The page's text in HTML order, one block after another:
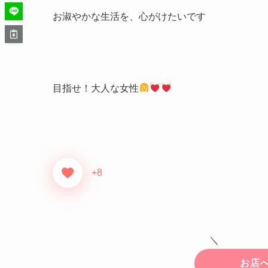
お淑やかな生活を、心がけたいです
目指せ！大人な女性
+8
お店